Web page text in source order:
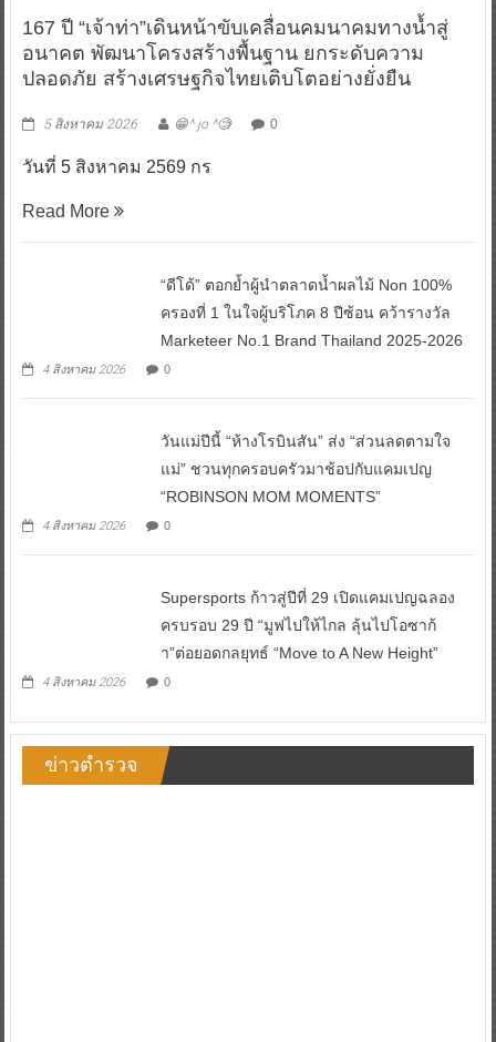
167 ปี “เจ้าท่า”เดินหน้าขับเคลื่อนคมนาคมทางน้ำสู่
อนาคต พัฒนาโครงสร้างพื้นฐาน ยกระดับความ
ปลอดภัย สร้างเศรษฐกิจไทยเติบโตอย่างยั่งยืน
5 สิงหาคม 2026 😁^ jo ^🧐 0
วันที่ 5 สิงหาคม 2569 กร
Read More
“ดีโด้” ตอกย้ำผู้นำตลาดน้ำผลไม้ Non 100%
ครองที่ 1 ในใจผู้บริโภค 8 ปีซ้อน คว้ารางวัล
Marketeer No.1 Brand Thailand 2025-2026
4 สิงหาคม 2026 0
วันแม่ปีนี้ “ห้างโรบินสัน” ส่ง “ส่วนลดตามใจ
แม่” ชวนทุกครอบครัวมาช้อปกับแคมเปญ
“ROBINSON MOM MOMENTS”
4 สิงหาคม 2026 0
Supersports ก้าวสู่ปีที่ 29 เปิดแคมเปญฉลอง
ครบรอบ 29 ปี “มูฟไปให้ไกล ลุ้นไปโอซาก้
า”ต่อยอดกลยุทธ์ “Move to A New Height”
4 สิงหาคม 2026 0
ข่าวตำรวจ